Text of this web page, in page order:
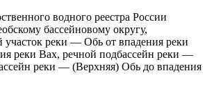
водного реестра России
бассейновому округу,
участок реки — Обь от впадения реки
реки Вах, речной подбассейн реки —
реки — (Верхняя) Обь до впадения